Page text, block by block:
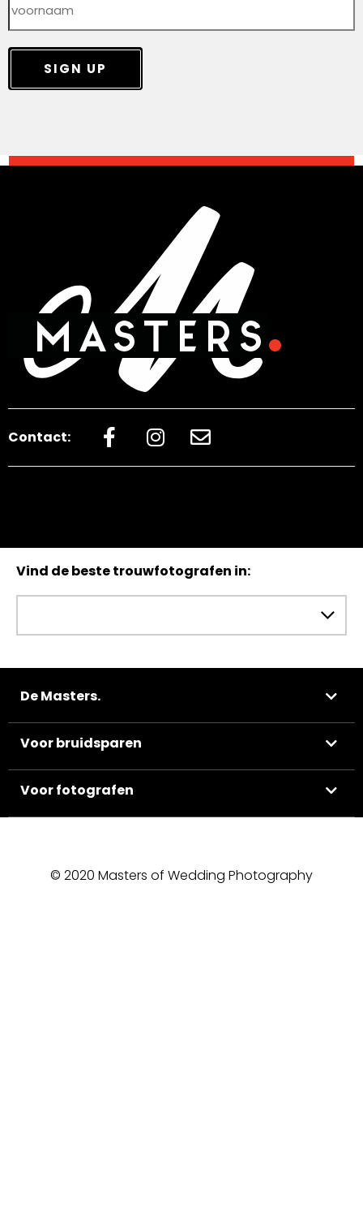
SIGN UP
Contact:
Vind de beste trouwfotografen in:
De Masters.
Voor bruidsparen
Voor fotografen
© 2020 Masters of Wedding Photography